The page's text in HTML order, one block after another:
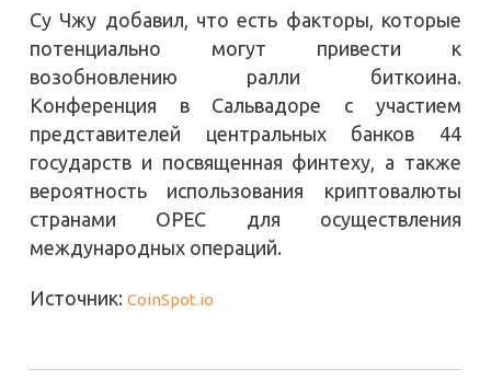
Су Чжу добавил, что есть факторы, которые
потенциально могут привести к
возобновлению ралли биткоина.
Конференция в Сальвадоре с участием
представителей центральных банков 44
государств и посвященная финтеху, а также
вероятность использования криптовалюты
странами OPEC для осуществления
международных операций.
Источник: CoinSpot.io